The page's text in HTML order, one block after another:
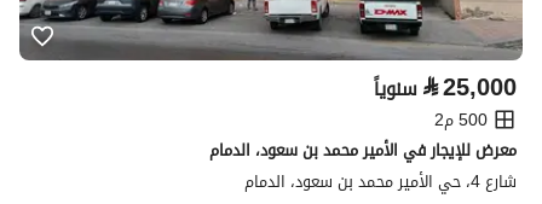
⃁25,000 سنوياً
500 م2
معرض للإيجار في الأمير محمد بن سعود، الدمام
شارع 4، حي الأمير محمد بن سعود، الدمام